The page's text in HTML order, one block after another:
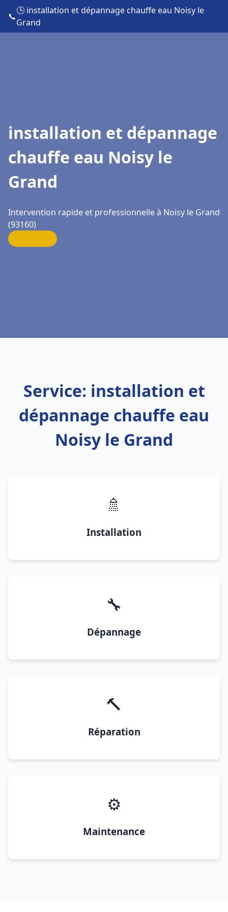
📞
🕒 installation et dépannage chauffe eau Noisy le
Grand
installation et dépannage
chauffe eau Noisy le
Grand
Intervention rapide et professionnelle à Noisy le Grand
(93160)
Service: installation et
dépannage chauffe eau
Noisy le Grand
🚿
Installation
🔧
Dépannage
🔨
Réparation
⚙️
Maintenance